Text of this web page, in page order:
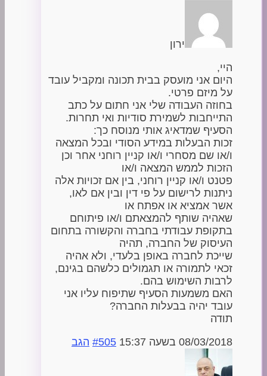
ירון
היי,
היום אני מועסק בבית תכונה ומקביל עובד
על מיזם פרטי.
בחוזה העבודה שלי אני חתום על כתב
התייחבות לשמירת סודיות ואי תחרות.
הסעיף שמדאיג אותי מנוסח כך:
זכות הבעלות במידע הסודי ובכל המצאה
ו/או שם מסחרי ו/או קניין רוחני אחר וכן
הזכות לממש המצאה ו/או
פטנט ו/או קניין רוחני, בין אם זכויות אלה
ניתנות לרישום על פי דין ובין אם לאו,
אשר אמציא או אפתח או
שאהיה שותף להמצאתם ו/או פיתוחם
בתקופת עבודתי בחברה והקשורה בתחום
העיסוק של החברה, תהיה
שייכת לחברה באופן בלעדי, ולא אהיה
זכאי לתמורה או תגמולים כלשהם בגינם,
לרבות השימוש בהם.
האם משמעות הסעיף שתיפוח עליו אני
עובד יהיה בבעלות החברה?
תודה
08/03/2018 בשעה 15:37
#505 הגב